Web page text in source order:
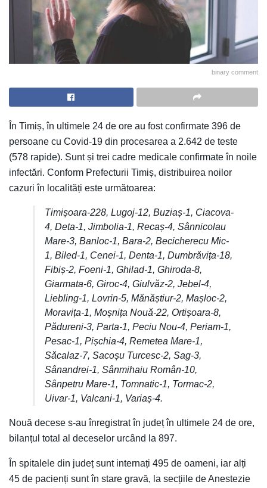
binary comment
În Timiș, în ultimele 24 de ore au fost confirmate 396 de
persoane cu Covid-19 din procesarea a 2.642 de teste
(578 rapide). Sunt și trei cadre medicale confirmate în noile
infectări. Conform Prefecturii Timiș, distribuirea noilor
cazuri în localități este următoarea:
Timișoara-228, Lugoj-12, Buziaș-1, Ciacova-
4, Deta-1, Jimbolia-1, Recaș-4, Sânnicolau
Mare-3, Banloc-1, Bara-2, Becicherecu Mic-
1, Biled-1, Cenei-1, Denta-1, Dumbrăvița-18,
Fibiș-2, Foeni-1, Ghilad-1, Ghiroda-8,
Giarmata-6, Giroc-4, Giulvăz-2, Jebel-4,
Liebling-1, Lovrin-5, Mănăștiur-2, Mașloc-2,
Moravița-1, Moșnița Nouă-22, Ortișoara-8,
Pădureni-3, Parta-1, Peciu Nou-4, Periam-1,
Pesac-1, Pișchia-4, Remetea Mare-1,
Săcalaz-7, Sacoșu Turcesc-2, Sag-3,
Sânandrei-1, Sânmihaiu Român-10,
Sânpetru Mare-1, Tomnatic-1, Tormac-2,
Uivar-1, Valcani-1, Variaș-4.
Nouă decese s-au înregistrat în județ în ultimele 24 de ore,
bilanțul total al deceselor urcând la 897.
În spitalele din județ sunt internați 495 de oameni, iar alți
45 de pacienți sunt în stare gravă, la secțiile de Anestezie